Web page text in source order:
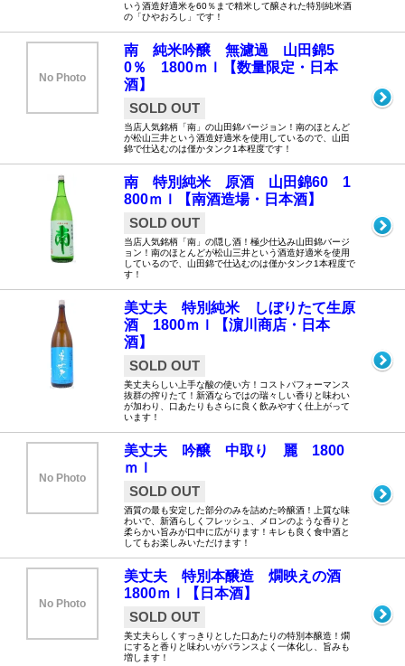
いう酒造好適米を60％まで精米して醸された特別純米酒
の「ひやおろし」です！
No Photo
南 純米吟醸 無濾過 山田錦5
0％ 1800ｍｌ【数量限定・日本
酒】
SOLD OUT
当店人気銘柄「南」の山田錦バージョン！南のほとんど
が松山三井という酒造好適米を使用しているので、山田
錦で仕込むのは僅かタンク1本程度です！
南 特別純米 原酒 山田錦60 1
800ｍｌ【南酒造場・日本酒】
SOLD OUT
当店人気銘柄「南」の隠し酒！極少仕込み山田錦バージ
ョン！南のほとんどが松山三井という酒造好適米を使用
しているので、山田錦で仕込むのは僅かタンク1本程度で
す！
美丈夫 特別純米 しぼりたて生原
酒 1800ｍｌ【濵川商店・日本
酒】
SOLD OUT
美丈夫らしい上手な酸の使い方！コストパフォーマンス
抜群の搾りたて！新酒ならではの瑞々しい香りと味わい
が加わり、口あたりもさらに良く飲みやすく仕上がって
います！
No Photo
美丈夫 吟醸 中取り 麗 1800
ｍｌ
SOLD OUT
酒質の最も安定した部分のみを詰めた吟醸酒！上質な味
わいで、新酒らしくフレッシュ、メロンのような香りと
柔らかい旨みが口中に広がります！キレも良く食中酒と
してもお楽しみいただけます！
No Photo
美丈夫 特別本醸造 燗映えの酒
1800ｍｌ【日本酒】
SOLD OUT
美丈夫らしくすっきりとした口あたりの特別本醸造！燗
にすると香りと味わいがバランスよく一体化し、旨みも
増します！